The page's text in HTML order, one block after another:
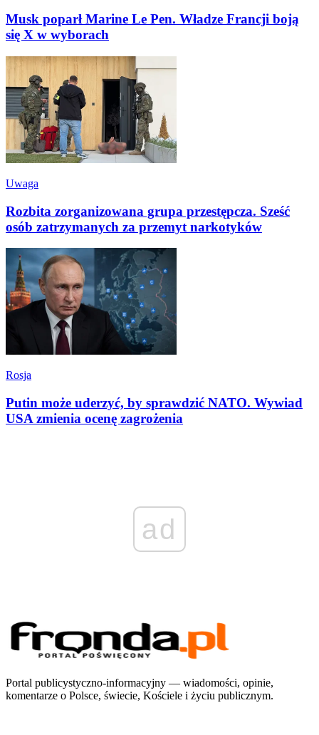
Musk poparł Marine Le Pen. Władze Francji boją
się X w wyborach
Uwaga
Rozbita zorganizowana grupa przestępcza. Sześć
osób zatrzymanych za przemyt narkotyków
Rosja
Putin może uderzyć, by sprawdzić NATO. Wywiad
USA zmienia ocenę zagrożenia
ad
Portal publicystyczno-informacyjny — wiadomości, opinie,
komentarze o Polsce, świecie, Kościele i życiu publicznym.